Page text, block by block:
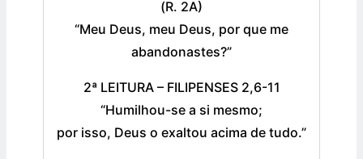
(R. 2A)
“Meu Deus, meu Deus, por que me
abandonastes?”
2ª LEITURA – FILIPENSES 2,6-11
“Humilhou-se a si mesmo;
por isso, Deus o exaltou acima de tudo.”